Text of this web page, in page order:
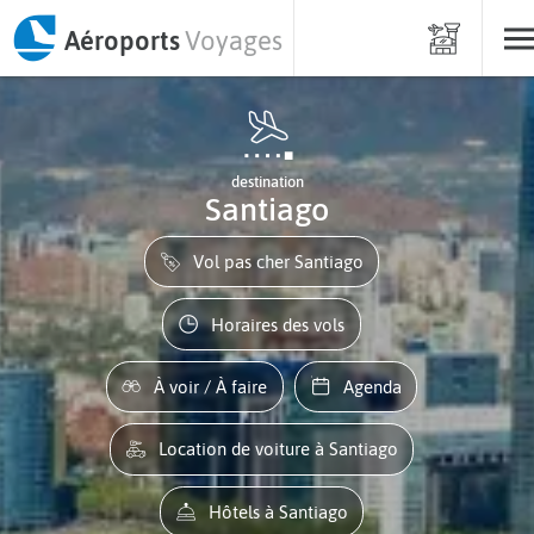
AéroportsVoyages
destination
Santiago
Vol pas cher Santiago
Horaires des vols
À voir / À faire Agenda
Location de voiture à Santiago
Hôtels à Santiago